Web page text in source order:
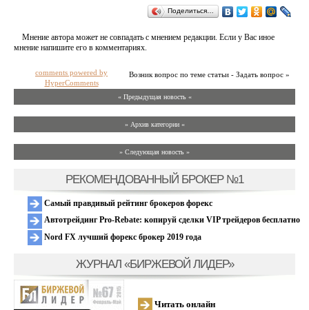
Поделиться…
Мнение автора может не совпадать с мнением редакции. Если у Вас иное
мнение напишите его в комментариях.
Возник вопрос по теме статьи - Задать вопрос »
comments powered by
HyperComments
« Предыдущая новость «
» Архив категории «
» Следующая новость »
РЕКОМЕНДОВАННЫЙ БРОКЕР №1
Самый правдивый рейтинг брокеров форекс
Автотрейдинг Pro-Rebate: копируй сделки VIP трейдеров бесплатно
Nord FX лучший форекс брокер 2019 года
ЖУРНАЛ «БИРЖЕВОЙ ЛИДЕР»
Читать онлайн